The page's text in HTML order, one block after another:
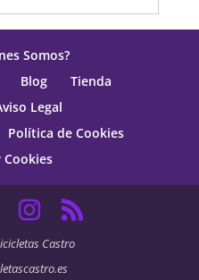
Somos?
Blog
Tienda
Legal
Política de Cookies
Cookies
Castro